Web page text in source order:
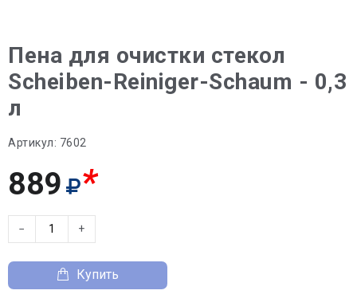
Пена для очистки стекол
Scheiben-Reiniger-Schaum - 0,3
л
Артикул: 7602
889 *
− +
Купить